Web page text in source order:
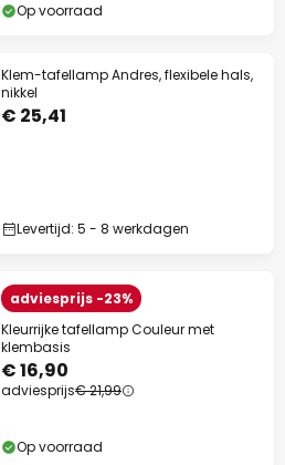
Op voorraad
Klem-tafellamp Andres, flexibele hals,
nikkel
€ 25,41
Levertijd: 5 - 8 werkdagen
adviesprijs -23%
Kleurrijke tafellamp Couleur met
klembasis
€ 16,90
adviesprijs€ 21,99
Op voorraad